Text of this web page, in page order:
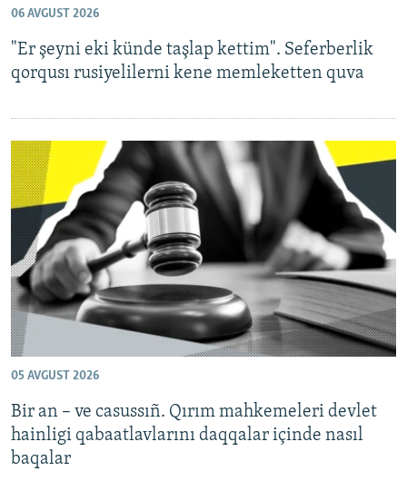
Українською
RFE/RS bütün saytları
06 AVGUST 2026
"Er şeyni eki künde taşlap kettim". Seferberlik
qorqusı rusiyelilerni kene memleketten quva
05 AVGUST 2026
Bir an – ve casussıñ. Qırım mahkemeleri devlet
hainligi qabaatlavlarını daqqalar içinde nasıl
baqalar